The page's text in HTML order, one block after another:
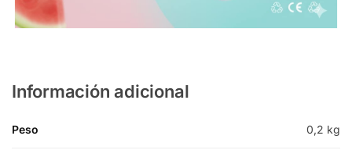
Información adicional
Peso 0,2 kg